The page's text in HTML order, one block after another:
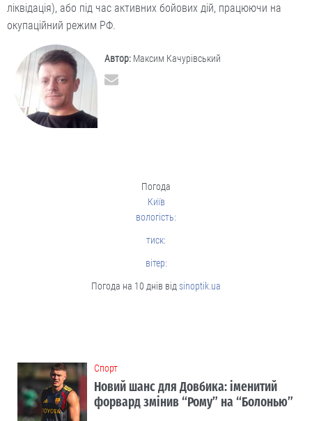
ліквідація), або під час активних бойових дій, працюючи на
окупаційний режим РФ.
Автор: Максим Качурівський
Погода
Київ
вологість:
тиск:
вітер:
Погода на 10 днів від sinoptik.ua
Cпорт
Новий шанс для Довбика: іменитий
форвард змінив “Рому” на “Болонью”